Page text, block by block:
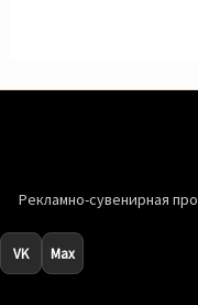
Рекламно-сувенирная
VK Max